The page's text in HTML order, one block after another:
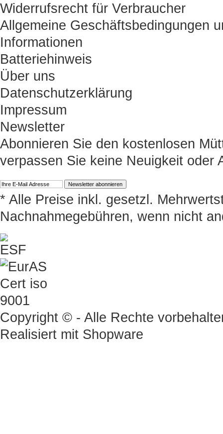
Widerrufsrecht für Verbraucher
Allgemeine Geschäftsbedingungen
Informationen
Batteriehinweis
Über uns
Datenschutzerklärung
Impressum
Newsletter
Abonnieren Sie den kostenlosen
verpassen Sie keine Neuigkeit oder
* Alle Preise inkl. gesetzl.
Nachnahmegebühren, wenn nicht
Copyright © - Alle Rechte
Realisiert mit Shopware